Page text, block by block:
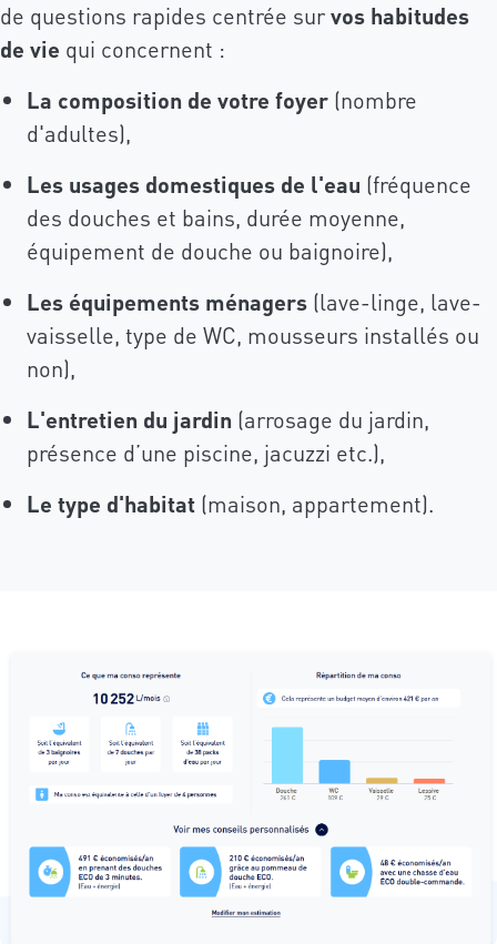
de questions rapides centrée survos habitudes
de vie qui concernent :
La composition de votre foyer (nombre
d'adultes),
Les usages domestiques de l'eau (fréquence
des douches et bains, durée moyenne,
équipement de douche ou baignoire),
Les équipements ménagers (lave-linge, lave-
vaisselle, type de WC, mousseurs installés ou
non),
L'entretien du jardin (arrosage du jardin,
présence d’une piscine, jacuzzi etc.),
Le type d'habitat (maison, appartement).